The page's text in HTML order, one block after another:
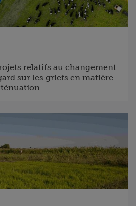
relatifs au changement
sur les griefs en matière